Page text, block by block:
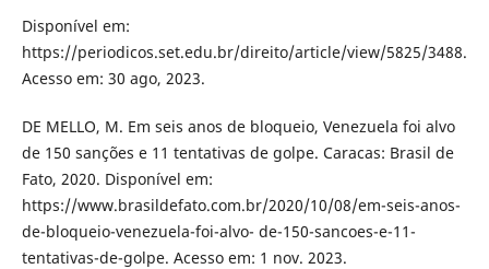
Disponível em:
https://periodicos.set.edu.br/direito/article/view/5825/3488.
Acesso em: 30 ago, 2023.
DE MELLO, M. Em seis anos de bloqueio, Venezuela foi alvo
de 150 sanções e 11 tentativas de golpe. Caracas: Brasil de
Fato, 2020. Disponível em:
https://www.brasildefato.com.br/2020/10/08/em-seis-anos-
de-bloqueio-venezuela-foi-alvo- de-150-sancoes-e-11-
tentativas-de-golpe. Acesso em: 1 nov. 2023.